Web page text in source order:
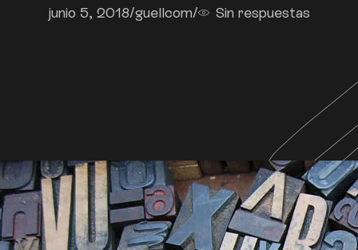
junio 5, 2018/guellcom/ Sin respuestas